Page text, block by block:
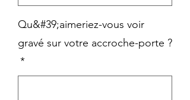
Qu&#39;aimeriez-vous voir
gravé sur votre accroche-porte ?
*